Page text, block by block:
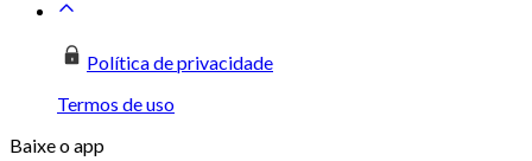
Política de privacidade
Termos de uso
Baixe o app